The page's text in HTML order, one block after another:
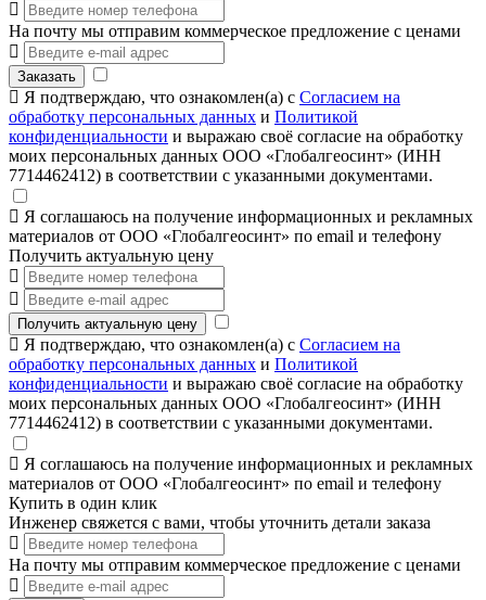
На почту мы отправим коммерческое предложение с ценами
Заказать
Я подтверждаю, что ознакомлен(а) с Согласием на
обработку персональных данных и Политикой
конфиденциальности и выражаю своё согласие на обработку
моих персональных данных ООО «Глобалгеосинт» (ИНН
7714462412) в соответствии с указанными документами.
Я соглашаюсь на получение информационных и рекламных
материалов от ООО «Глобалгеосинт» по email и телефону
Получить актуальную цену
Получить актуальную цену
Я подтверждаю, что ознакомлен(а) с Согласием на
обработку персональных данных и Политикой
конфиденциальности и выражаю своё согласие на обработку
моих персональных данных ООО «Глобалгеосинт» (ИНН
7714462412) в соответствии с указанными документами.
Я соглашаюсь на получение информационных и рекламных
материалов от ООО «Глобалгеосинт» по email и телефону
Купить в один клик
Инженер свяжется с вами, чтобы уточнить детали заказа
На почту мы отправим коммерческое предложение с ценами